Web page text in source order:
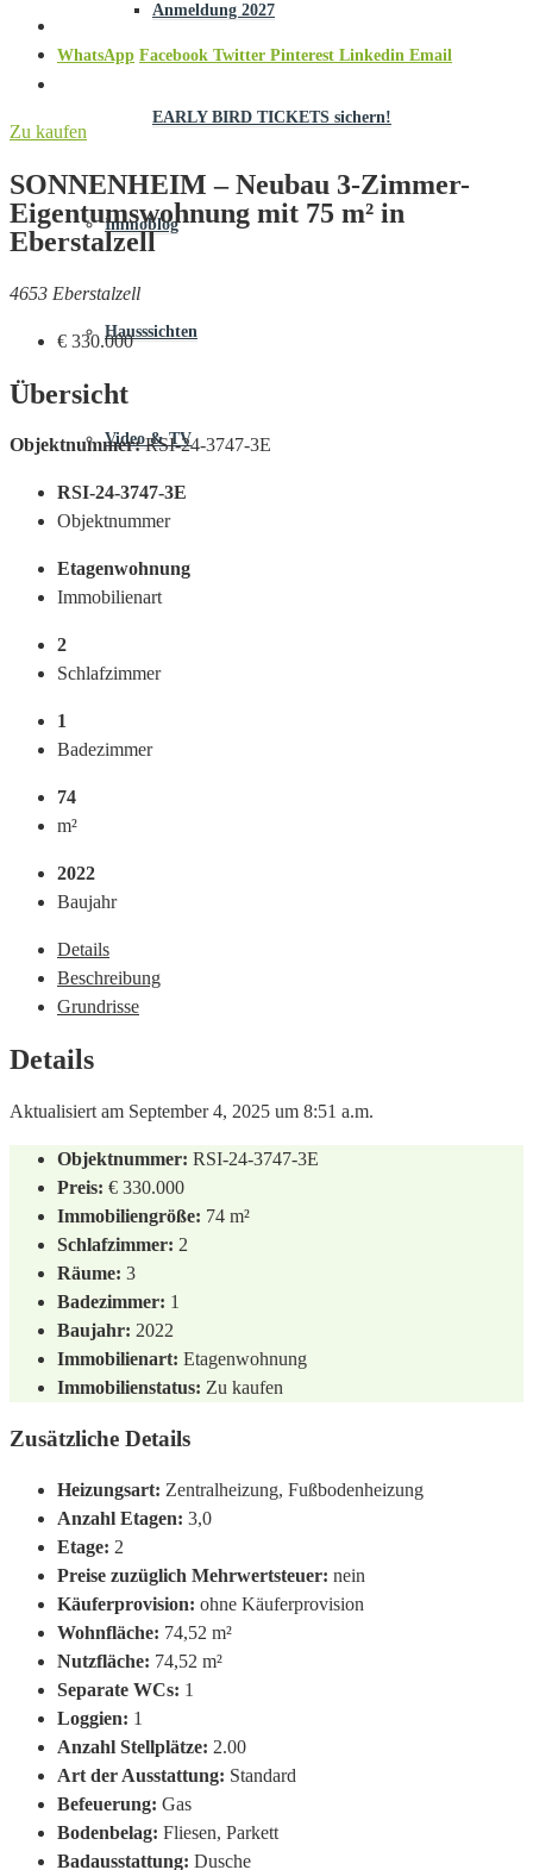
Anmeldung 2027
EARLY BIRD TICKETS sichern!
Immoblog
Hausssichten
Video & TV
WhatsApp Facebook Twitter Pinterest Linkedin Email
Zu kaufen
SONNENHEIM – Neubau 3-Zimmer-
Eigentumswohnung mit 75 m² in
Eberstalzell
4653 Eberstalzell
€ 330.000
Übersicht
Objektnummer:RSI-24-3747-3E
RSI-24-3747-3E
Objektnummer
Etagenwohnung
Immobilienart
2
Schlafzimmer
1
Badezimmer
74
m²
2022
Baujahr
Details
Beschreibung
Grundrisse
Details
Aktualisiert am September 4, 2025 um 8:51 a.m.
Objektnummer: RSI-24-3747-3E
Preis: € 330.000
Immobiliengröße: 74 m²
Schlafzimmer: 2
Räume: 3
Badezimmer: 1
Baujahr: 2022
Immobilienart: Etagenwohnung
Immobilienstatus: Zu kaufen
Zusätzliche Details
Heizungsart: Zentralheizung, Fußbodenheizung
Anzahl Etagen: 3,0
Etage: 2
Preise zuzüglich Mehrwertsteuer: nein
Käuferprovision: ohne Käuferprovision
Wohnfläche: 74,52 m²
Nutzfläche: 74,52 m²
Separate WCs: 1
Loggien: 1
Anzahl Stellplätze: 2.00
Art der Ausstattung: Standard
Befeuerung: Gas
Bodenbelag: Fliesen, Parkett
Badausstattung: Dusche